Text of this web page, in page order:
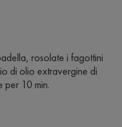
rosolate i fagottini
di olio extravergine di
per 10 min.